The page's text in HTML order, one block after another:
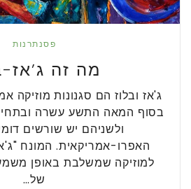
פסנתרנות
מה זה ג’אז-
ג'אז ובלוז הם סגנונות מוזיקה
בסוף המאה התשע עשרה
ולשניהם יש שורשים
האפרו-אמריקאית. המונח
למוזיקה שמשלבת באופן
של…